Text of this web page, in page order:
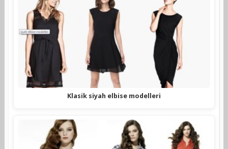
Klasik siyah elbise modelleri